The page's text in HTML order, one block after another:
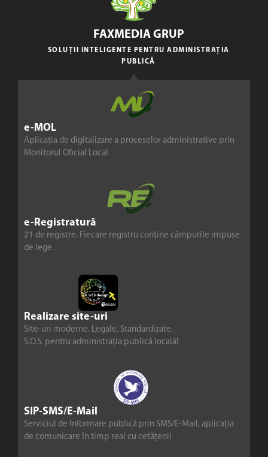
e-MOL
Aplicația de digitalizare a proceselor administrative prin
Monitorul Oficial Local
e-Registratură
21 de registre. Fiecare registru conține câmpurile impuse
de lege.
Realizare site-uri
Site-uri moderne. Legale. Standardizate.
S.O.S. pentru administrația publică locală!
SIP-SMS/E-Mail
Serviciul de Informare publică prin SMS/E-Mail, aplicația
de comunicare în timp real cu cetățenii
FAXMEDIA GRUP
SOLUȚII INTELIGENTE PENTRU ADMINISTRAȚIA
PUBLICĂ